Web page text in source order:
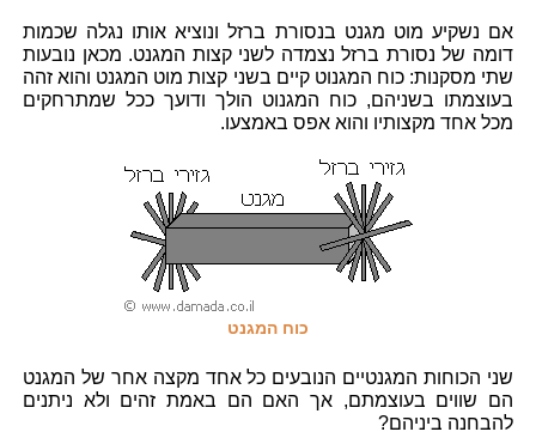
אם נשקיע מוט מגנט בנסורת ברזל ונוציא אותו נגלה שכמות
דומה של נסורת ברזל נצמדה לשני קצות המגנט. מכאן נובעות
שתי מסקנות: כוח המגנוט קיים בשני קצות מוט המגנט והוא זהה
בעוצמתו בשניהם, כוח המגנוט הולך ודועך ככל שמתרחקים
מכל אחד מקצותיו והוא אפס באמצעו.
כוח המגנט
שני הכוחות המגנטיים הנובעים כל אחד מקצה אחר של המגנט
הם שווים בעוצמתם, אך האם הם באמת זהים ולא ניתנים
להבחנה ביניהם?